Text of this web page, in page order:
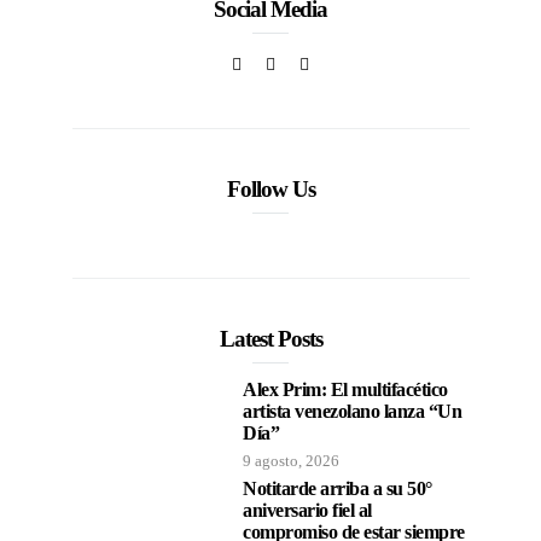
Social Media
Follow Us
Latest Posts
Alex Prim: El multifacético
artista venezolano lanza “Un
Día”
9 agosto, 2026
Notitarde arriba a su 50°
aniversario fiel al
compromiso de estar siempre